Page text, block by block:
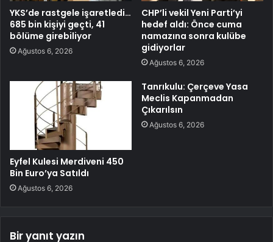
YKS’de rastgele işaretledi…
685 bin kişiyi geçti, 41
bölüme girebiliyor
Ağustos 6, 2026
CHP’li vekil Yeni Parti’yi
hedef aldı: Önce cuma
namazına sonra kulübe
gidiyorlar
Ağustos 6, 2026
Eyfel Kulesi Merdiveni 450
Bin Euro’ya Satıldı
Ağustos 6, 2026
Tanrıkulu: Çerçeve Yasa
Meclis Kapanmadan
Çıkarılsın
Ağustos 6, 2026
Bir yanıt yazın